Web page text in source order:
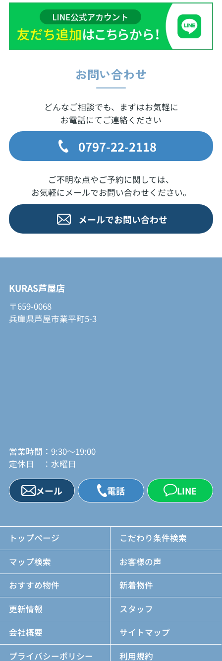
お問い合わせ
どんなご相談でも、まずはお気軽に
お電話にてご連絡ください
0797-22-2118
ご不明な点やご予約に関しては、
お気軽にメールでお問い合わせください。
メールでお問い合わせ
KURAS芦屋店
〒659-0068
兵庫県芦屋市業平町5-3
営業時間：9:30～19:00
定休日 ：水曜日
メール 電話 LINE
トップページ
こだわり条件検索
マップ検索
お客様の声
おすすめ物件
新着物件
更新情報
スタッフ
会社概要
サイトマップ
プライバシーポリシー
利用規約